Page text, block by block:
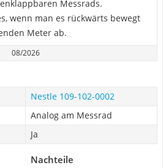
Messrads.
wenn man es rückwärts bewegt
Meter ab.
08/2026
Nestle 109-102-0002
Analog am Messrad
Ja
Nachteile